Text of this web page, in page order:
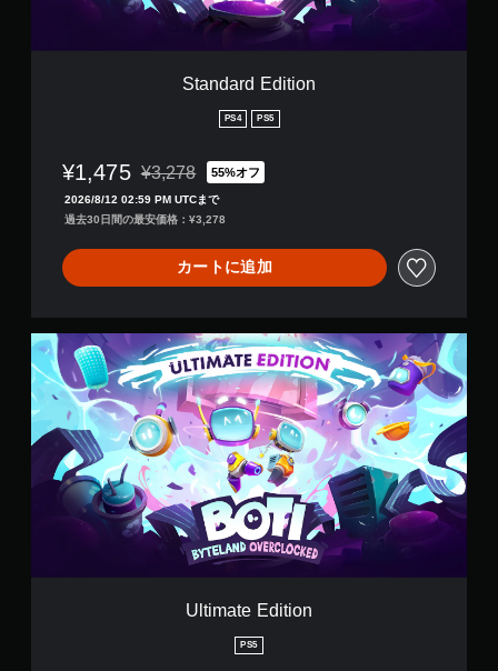
i
Standard Edition
PS4 PS5
¥1,475 通常価格¥3,278より値引き
¥3,278 55%オフ
2026/8/12 02:59 PM UTCまで
過去30日間の最安価格：¥3,278
カートに追加
U
l
t
i
m
a
i
Ultimate Edition
PS5